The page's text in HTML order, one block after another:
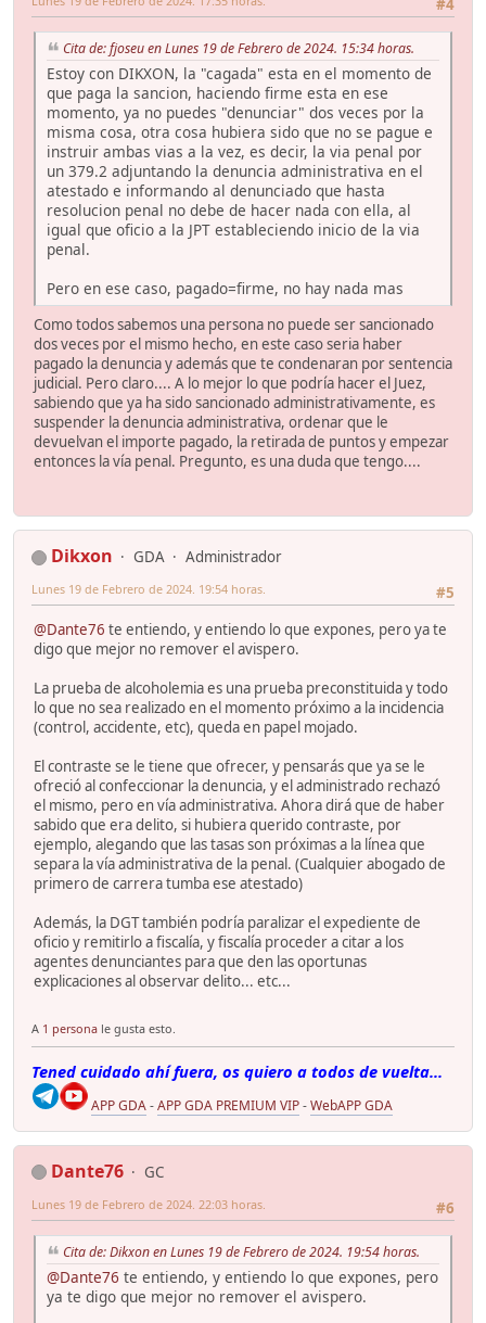
#4
Cita de: fjoseu en Lunes 19 de Febrero de 2024. 15:34 horas.
Estoy con DIKXON, la "cagada" esta en el momento de
que paga la sancion, haciendo firme esta en ese
momento, ya no puedes "denunciar" dos veces por la
misma cosa, otra cosa hubiera sido que no se pague e
instruir ambas vias a la vez, es decir, la via penal por
un 379.2 adjuntando la denuncia administrativa en el
atestado e informando al denunciado que hasta
resolucion penal no debe de hacer nada con ella, al
igual que oficio a la JPT estableciendo inicio de la via
penal.
Pero en ese caso, pagado=firme, no hay nada mas
Como todos sabemos una persona no puede ser sancionado
dos veces por el mismo hecho, en este caso seria haber
pagado la denuncia y además que te condenaran por sentencia
judicial. Pero claro.... A lo mejor lo que podría hacer el Juez,
sabiendo que ya ha sido sancionado administrativamente, es
suspender la denuncia administrativa, ordenar que le
devuelvan el importe pagado, la retirada de puntos y empezar
entonces la vía penal. Pregunto, es una duda que tengo....
Dikxon GDA
Administrador
#5
Lunes 19 de Febrero de 2024. 19:54 horas.
@Dante76 te entiendo, y entiendo lo que expones, pero ya te
digo que mejor no remover el avispero.
La prueba de alcoholemia es una prueba preconstituida y todo
lo que no sea realizado en el momento próximo a la incidencia
(control, accidente, etc), queda en papel mojado.
El contraste se le tiene que ofrecer, y pensarás que ya se le
ofreció al confeccionar la denuncia, y el administrado rechazó
el mismo, pero en vía administrativa. Ahora dirá que de haber
sabido que era delito, si hubiera querido contraste, por
ejemplo, alegando que las tasas son próximas a la línea que
separa la vía administrativa de la penal. (Cualquier abogado de
primero de carrera tumba ese atestado)
Además, la DGT también podría paralizar el expediente de
oficio y remitirlo a fiscalía, y fiscalía proceder a citar a los
agentes denunciantes para que den las oportunas
explicaciones al observar delito... etc...
A 1 persona le gusta esto.
Tened cuidado ahí fuera, os quiero a todos de vuelta...
APP GDA-APP GDA PREMIUM VIP-WebAPP GDA
Dante76
GC
#6
Lunes 19 de Febrero de 2024. 22:03 horas.
Cita de: Dikxon en Lunes 19 de Febrero de 2024. 19:54 horas.
@Dante76 te entiendo, y entiendo lo que expones, pero
ya te digo que mejor no remover el avispero.